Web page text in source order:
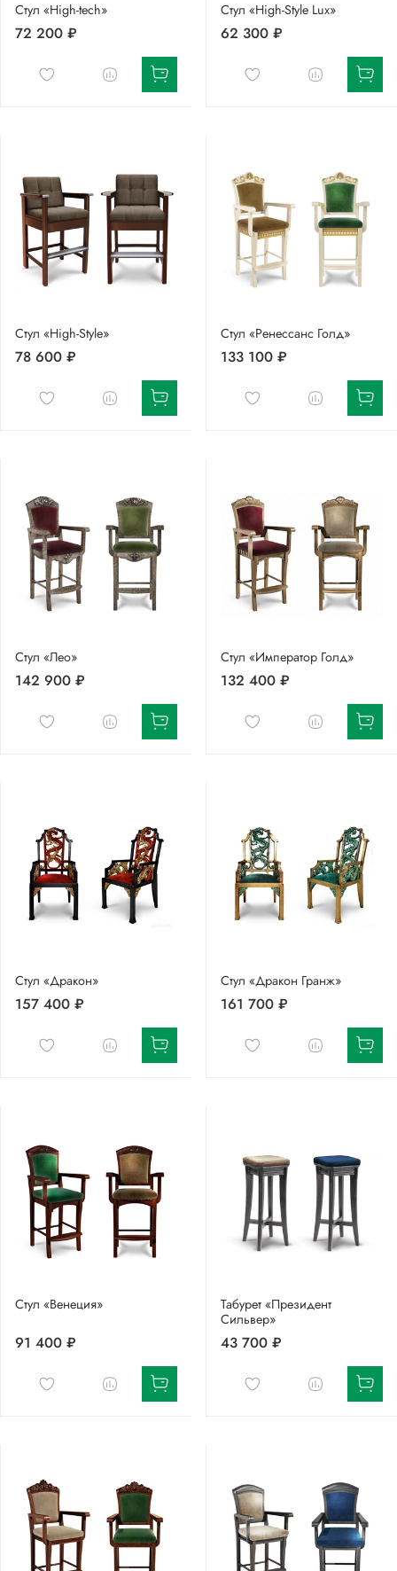
Стул «High-tech»
72 200 ₽
Стул «High-Style Lux»
62 300 ₽
Стул «High-Style»
78 600 ₽
Стул «Ренессанс Голд»
133 100 ₽
Стул «Лео»
142 900 ₽
Стул «Император Голд»
132 400 ₽
Стул «Дракон»
157 400 ₽
Стул «Дракон Гранж»
161 700 ₽
Стул «Венеция»
91 400 ₽
Табурет «Президент
Сильвер»
43 700 ₽